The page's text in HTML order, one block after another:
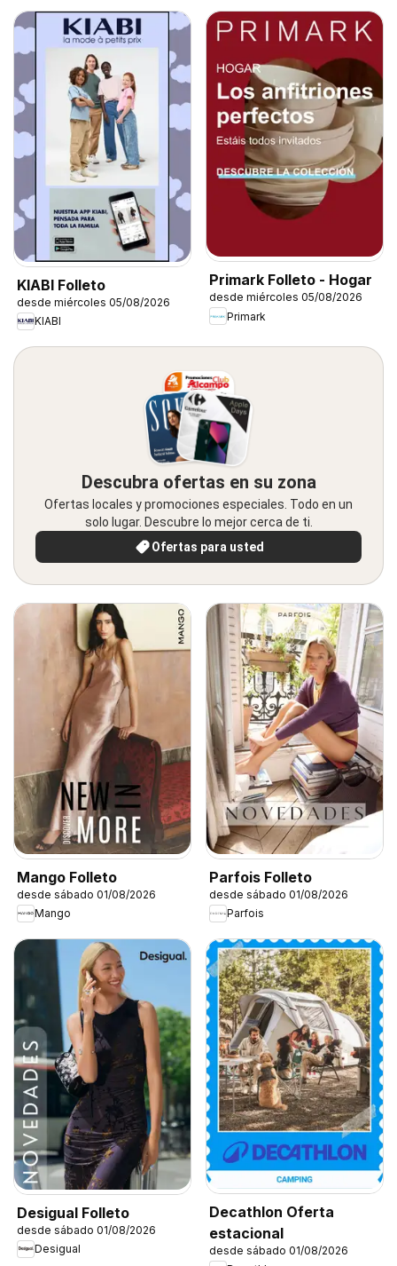
KIABI Folleto
desde miércoles 05/08/2026
KIABI
Primark Folleto - Hogar
desde miércoles 05/08/2026
Primark
Descubra ofertas en su zona
Ofertas locales y promociones especiales. Todo en un
solo lugar. Descubre lo mejor cerca de ti.
Ofertas para usted
Mango Folleto
desde sábado 01/08/2026
Mango
Parfois Folleto
desde sábado 01/08/2026
Parfois
Desigual Folleto
desde sábado 01/08/2026
Desigual
Decathlon Oferta
estacional
desde sábado 01/08/2026